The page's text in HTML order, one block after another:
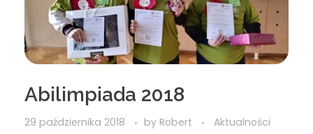
Abilimpiada 2018
29 października 2018 by Robert Aktualności